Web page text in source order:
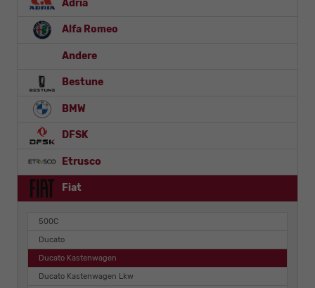
Adria
Alfa Romeo
Andere
Bestune
BMW
DFSK
Etrusco
Fiat
500C
Ducato
Ducato Kastenwagen
Ducato Kastenwagen Lkw